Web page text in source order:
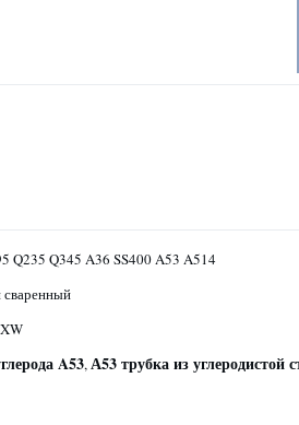
Q235 Q345 A36 SS400 A53 A514
A53,А53 трубка из углеродистой